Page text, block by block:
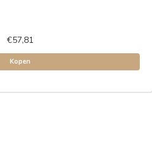
€57,81
Kopen